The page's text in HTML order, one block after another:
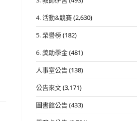
4. 活動&競賽(2,630)
5. 榮譽榜(182)
6. 獎助學金(481)
人事室公告(138)
公告來文(3,171)
圖書館公告(433)